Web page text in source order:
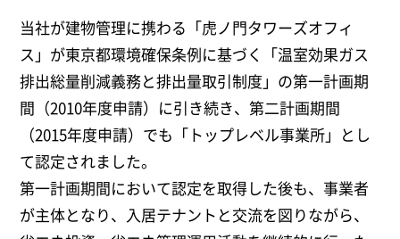
当社が建物管理に携わる「虎ノ門タワーズオフィ
ス」が東京都環境確保条例に基づく「温室効果ガス
排出総量削減義務と排出量取引制度」の第一計画期
間（2010年度申請）に引き続き、第二計画期間
（2015年度申請）でも「トップレベル事業所」とし
て認定されました。
第一計画期間において認定を取得した後も、事業者
が主体となり、入居テナントと交流を図りながら、